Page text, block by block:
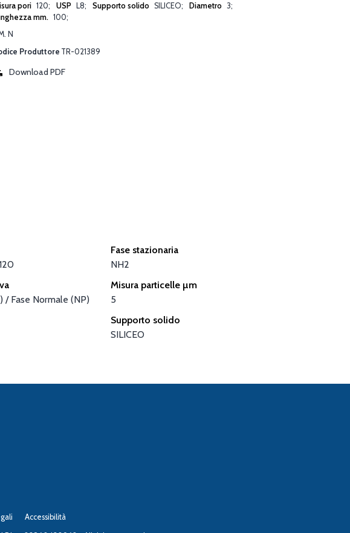
pori 120 USP L8 Supporto solido SILICEO Diametro 3
mm.
100
N
Download PDF
Produttore TR-021389
Fase stazionaria
NH2
/ Fase Normale (NP)
Misura particelle µm
5
Supporto solido
SILICEO
Accessibilità